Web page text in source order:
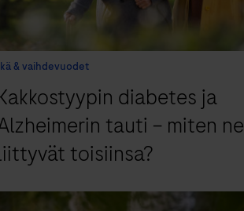
& vaihdevuodet
diabetes ja
tauti – miten ne
toisiinsa?